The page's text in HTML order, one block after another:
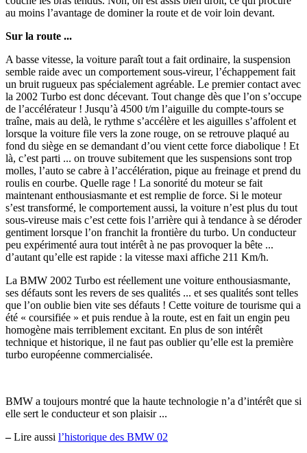
au moins l’avantage de dominer la route et de voir loin devant.
Sur la route ...
A basse vitesse, la voiture paraît tout a fait ordinaire, la suspension
semble raide avec un comportement sous-vireur, l’échappement fait
un bruit rugueux pas spécialement agréable. Le premier contact avec
la 2002 Turbo est donc décevant. Tout change dès que l’on s’occupe
de l’accélérateur ! Jusqu’à 4500 t/m l’aiguille du compte-tours se
traîne, mais au delà, le rythme s’accélère et les aiguilles s’affolent et
lorsque la voiture file vers la zone rouge, on se retrouve plaqué au
fond du siège en se demandant d’ou vient cette force diabolique ! Et
là, c’est parti ... on trouve subitement que les suspensions sont trop
molles, l’auto se cabre à l’accélération, pique au freinage et prend du
roulis en courbe. Quelle rage ! La sonorité du moteur se fait
maintenant enthousiasmante et est remplie de force. Si le moteur
s’est transformé, le comportement aussi, la voiture n’est plus du tout
sous-vireuse mais c’est cette fois l’arrière qui à tendance à se déroder
gentiment lorsque l’on franchit la frontière du turbo. Un conducteur
peu expérimenté aura tout intérêt à ne pas provoquer la bête ...
d’autant qu’elle est rapide : la vitesse maxi affiche 211 Km/h.
La BMW 2002 Turbo est réellement une voiture enthousiasmante,
ses défauts sont les revers de ses qualités ... et ses qualités sont telles
que l’on oublie bien vite ses défauts ! Cette voiture de tourisme qui a
été « coursifiée » et puis rendue à la route, est en fait un engin peu
homogène mais terriblement excitant. En plus de son intérêt
technique et historique, il ne faut pas oublier qu’elle est la première
turbo européenne commercialisée.
BMW a toujours montré que la haute technologie n’a d’intérêt que si
elle sert le conducteur et son plaisir ...
–Lire aussi l’historique des BMW 02